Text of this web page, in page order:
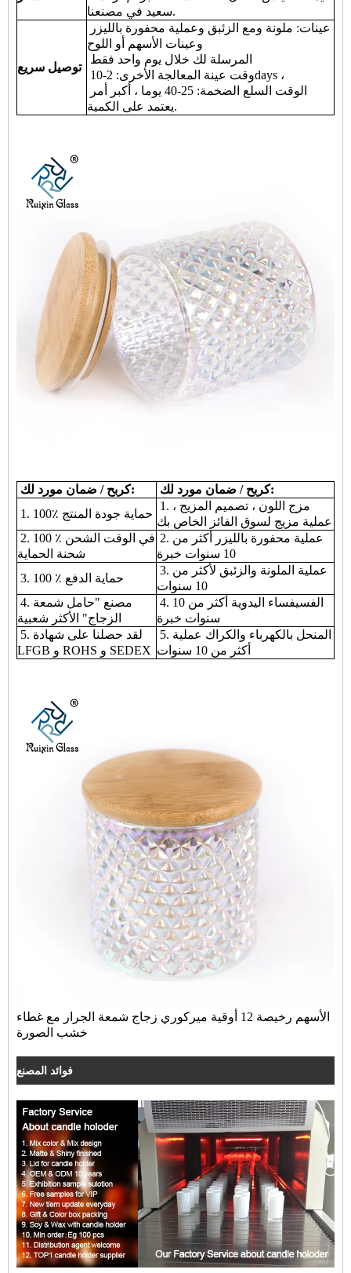
سعيد في مصنعنا.
توصيل سريع
وعينات الأسهم أو اللوح
المرسلة لك خلال يوم واحد فقط
وقت عينة المعالجة الأخرى: 2-10days ،
يعتمد على الكمية.
كربح / ضمان مورد لك:
كربح / ضمان مورد لك:
1. 100٪ حماية جودة المنتج
1. مزج اللون ، تصميم المزيج ،
عملية مزيج لسوق الفائز الخاص بك
2. 100 ٪ في الوقت الشحن
شحنة الحماية
2. عملية محفورة بالليزر أكثر من
10 سنوات خبرة
3. 100 ٪ حماية الدفع
3. عملية الملونة والزئبق لأكثر من
10 سنوات
4. مصنع "حامل شمعة
الزجاج" الأكثر شعبية
4. الفسيفساء اليدوية أكثر من 10
سنوات خبرة
5. لقد حصلنا على شهادة
LFGB و ROHS و SEDEX
5. المنحل بالكهرباء والكراك عملية
أكثر من 10 سنوات
الأسهم رخيصة 12 أوقية ميركوري زجاج شمعة الجرار مع غطاء
خشب الصورة
فوائد المصنع